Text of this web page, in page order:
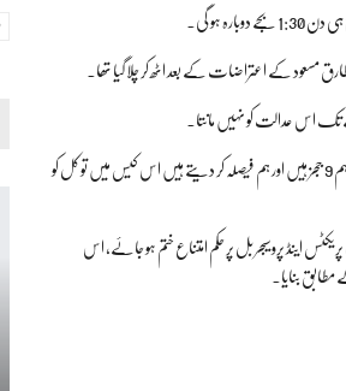
ہو گی۔
مسعود کے اعتراضات کے بعد اٹھ کر چلا گیا تھا۔
تک اس عدالت کو نہیں مانتا۔
جسٹس سردارطارق مسعود نے ریمارکس دیتے ہوئے کہا تھا کہ میں بھی جسٹس قاضی فائز عیسیٰ سے اتفاق کرتا ہوں، اس وقت ہم 9 ججز ہیں اور ہم فیصلہ کر دیتے ہیں اس کیس میں تو کل کو
اینڈ پروسیجر بل پر حکم امتناع ختم ہو جائے، اس